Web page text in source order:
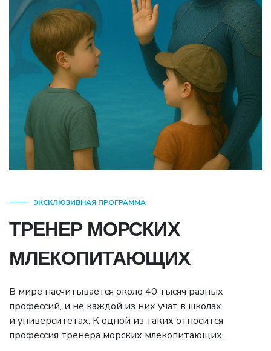
ЭКСКЛЮЗИВНАЯ ПРОГРАММА
ТРЕНЕР МОРСКИХ
МЛЕКОПИТАЮЩИХ
В мире насчитывается около 40 тысяч разных
профессий, и не каждой из них учат в школах
и университетах. К одной из таких относится
профессия тренера морских млекопитающих.